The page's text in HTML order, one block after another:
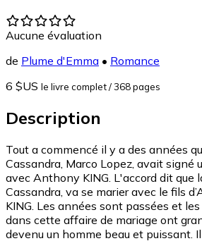
Aucune évaluation
de Plume d'Emma • Romance
6 $US le livre complet/ 368 pages
Description
Tout a commencé il y a des années
Cassandra, Marco Lopez, avait signé
avec Anthony KING. L'accord dit que
Cassandra, va se marier avec le fils
KING. Les années sont passées et
dans cette affaire de mariage ont
devenu un homme beau et puissant.